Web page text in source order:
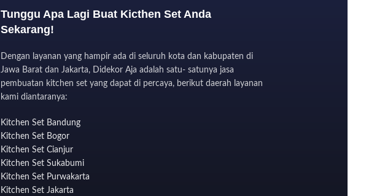
Tunggu Apa Lagi Buat Kicthen Set Anda
Sekarang!
Dengan layanan yang hampir ada di seluruh kota dan kabupaten di
Jawa Barat dan Jakarta, Didekor Aja adalah satu- satunya jasa
pembuatan kitchen set yang dapat di percaya, berikut daerah layanan
kami diantaranya:
Kitchen Set Bandung
Kitchen Set Bogor
Kitchen Set Cianjur
Kitchen Set Sukabumi
Kitchen Set Purwakarta
Kitchen Set Jakarta